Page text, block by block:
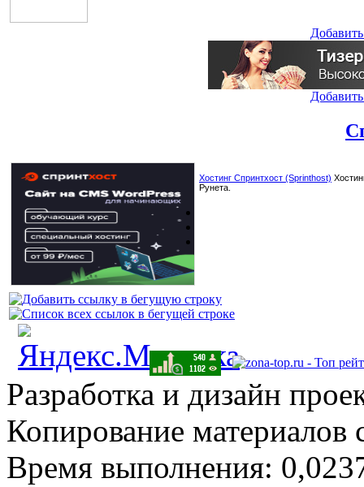
Хостинг Спринтхост (Sprinthost)
Рунета.
Разработка и дизайн
Копирование материалов
Время выполнения: